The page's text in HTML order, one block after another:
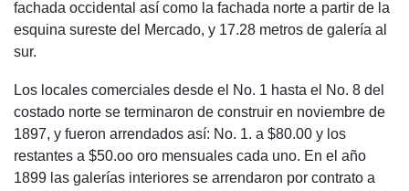
fachada occidental así como la fachada norte a partir de la
esquina sureste del Mercado, y 17.28 metros de galería al
sur.
Los locales comerciales desde el No. 1 hasta el No. 8 del
costado norte se terminaron de construir en noviembre de
1897, y fueron arrendados así: No. 1. a $80.00 y los
restantes a $50.oo oro mensuales cada uno. En el año
1899 las galerías interiores se arrendaron por contrato a